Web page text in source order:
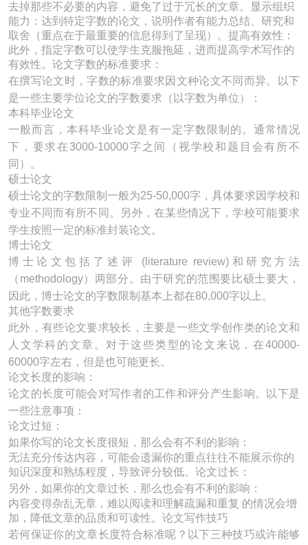
去掉那些不必要的内容，避免了过于冗长的文章。显示组织
能力：达到特定字数的论文，说明作者有能力总结、研究和
取舍（重点在于最重要的信息得到了呈现）。提高有效性：
此外，指定字数可以使学生克服拖延，进而提高学术写作的
有效性。论文字数的标准要求：
在撰写论文时，字数的标准要求因文种论文不同而异。以下
是一些主要学位论文的字数要求（以字数为单位）：
本科毕业论文
一般而言，本科毕业论文是有一定字数限制的。通常情况
下，要求在3000-10000字之间（视学校和题目会有所不
同）。
硕士论文
硕士论文的字数限制一般为25-50,000字，具体要求因学校和
专业不同而有所不同。另外，在某些情况下，学校可能要求
学生按照一定的标准封装论文。
博士论文
博士论文包括了述评 (literature review)和研究方法
（methodology）两部分。由于研究的范围要比硕士要大，
因此，博士论文的字数限制基本上都在80,000字以上。
其他字数要求
此外，有些论文要求较长，主要是一些文学创作类的论文和
人文学科的文章。对于这些类型的论文来说，在40000-
60000字左右，但是也可能更长。
论文长度的影响：
论文的长度可能会对写作者的工作和评分产生影响。以下是
一些注意事项：
论文过短：
如果你写的论文长度很短，那么会有不利的影响：
无法充分传达内容，可能会遗漏你的重点往往不能展示你的
知识深度和熟练程度，导致评分较低。论文过长：
另外，如果你的文章过长，那么也会有不利的影响：
内容变得杂乱无章，难以阅读和理解疏漏和重复 的情况会增
加，降低文章的品质和可读性。论文写作技巧
若何保证你的文章长度符合标准呢？以下三种技巧或许能够